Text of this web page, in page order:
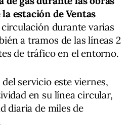
estación de Ventas
durante varias
a tramos de las líneas 2
de tráfico en el entorno.
servicio este viernes,
en su línea circular,
diaria de miles de